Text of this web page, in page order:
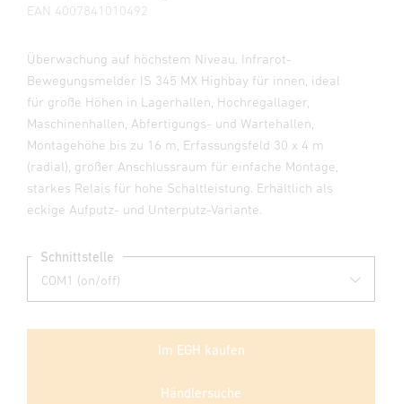
EAN 4007841010492
Überwachung auf höchstem Niveau. Infrarot-
Bewegungsmelder IS 345 MX Highbay für innen, ideal
für große Höhen in Lagerhallen, Hochregallager,
Maschinenhallen, Abfertigungs- und Wartehallen,
Montagehöhe bis zu 16 m, Erfassungsfeld 30 x 4 m
(radial), großer Anschlussraum für einfache Montage,
starkes Relais für hohe Schaltleistung. Erhältlich als
eckige Aufputz- und Unterputz-Variante.
Schnittstelle
Im EGH kaufen
Händlersuche